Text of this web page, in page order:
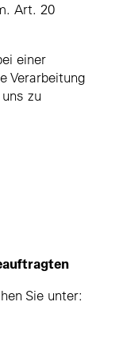
Art. 20
einer
Verarbeitung
zu
Sie unter: